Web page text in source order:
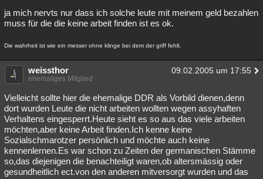
Lesenswert Schlüsselwörter
ja mich nervts nur dass ich solche leute mit meinem geld bezahlen
muss für die die keine arbeit finden ist es ok.
Die wahrheit ist wie ein messer ohne klinge bei dem der griff fehlt.
weissthor 09.02.2005 um 17:55
ehemaliges Mitglied
Vielleicht sollte hier die ehemalige DDR als Vorbild dienen,denn
dort wurden Leute die nicht arbeiten wollten wegen assyhaften
Verhaltens eingesperrt.Heute sieht es so aus das viele arbeiten
möchten,aber keine Arbeit finden.Ich kenne keine
Sozialschmarotzer persönlich und möchte auch keine
kennenlernen.Es war schon zu Zeiten der germanischen Stämme
so,das diejenigen die benachteiligt waren,ob altersmässig oder
gesundheitlich ect.von den anderen mitversorgt wurden und das